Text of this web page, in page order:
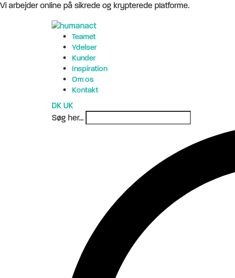
Vi arbejder online på sikrede og krypterede platforme.
Teamet
Ydelser
Kunder
Inspiration
Om os
Kontakt
DK UK
Søg her...